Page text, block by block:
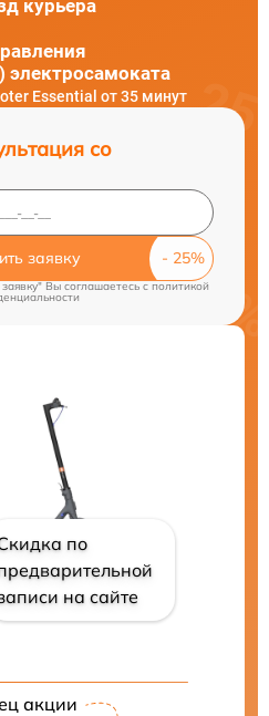
курьера
электросамоката
Essential от 35 минут
со
заявку
Вы соглашаетесь cполитикой
по
на сайте
акции